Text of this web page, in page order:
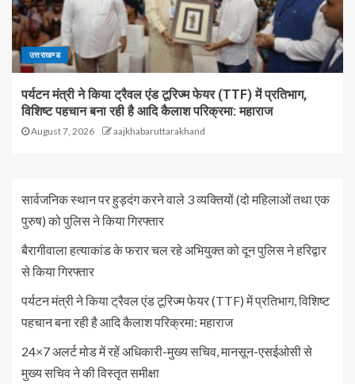
उत्तराखण्ड
पर्यटन मंत्री ने किया ट्रैवल एंड टूरिज्म फेयर (TTF) में प्रतिभाग,
विशिष्ट पहचान बना रही है आदि कैलाश परिक्रमा: महाराज
August 7, 2026 aajkhabaruttarakhand
सार्वजनिक स्थान पर हुड़दंग करने वाले 3 व्यक्तियों (दो महिलाओं तथा एक
पुरुष) को पुलिस ने किया गिरफ्तार
बैरागीवाला हत्याकांड के फरार चल रहे अभियुक्त को दून पुलिस ने हरिद्वार
से किया गिरफ्तार
पर्यटन मंत्री ने किया ट्रैवल एंड टूरिज्म फेयर (TTF) में प्रतिभाग, विशिष्ट
पहचान बना रही है आदि कैलाश परिक्रमा: महाराज
24×7 अलर्ट मोड में रहें अधिकारी-मुख्य सचिव, मानसून-एसईओसी से
मुख्य सचिव ने की विस्तृत समीक्षा